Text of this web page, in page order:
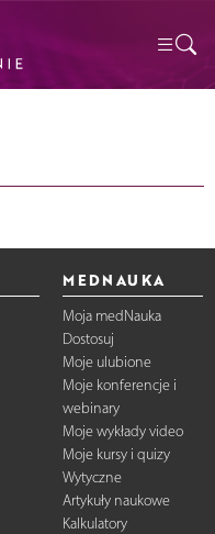
MEDNAUKA
Moja medNauka
Dostosuj
Moje ulubione
Moje konferencje i
webinary
Moje wykłady video
Moje kursy i quizy
Wytyczne
Artykuły naukowe
Kalkulatory